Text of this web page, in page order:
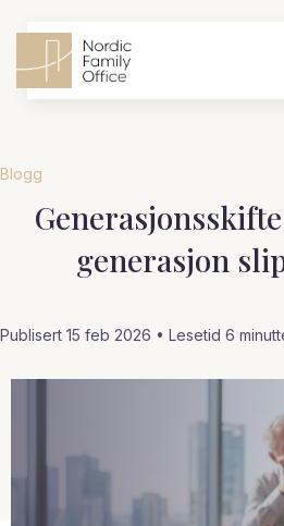
Blogg
generasjon
Publisert 15 feb 2026 • Lesetid 6